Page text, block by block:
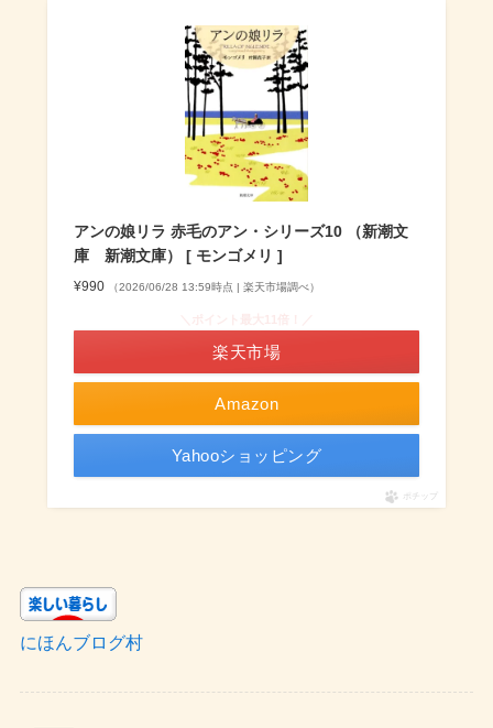
アンの娘リラ 赤毛のアン・シリーズ10 （新潮文
庫 新潮文庫） [ モンゴメリ ]
¥990 （2026/06/28 13:59時点 | 楽天市場調べ）
Amazon
楽天市場
Yahooショッピング
ポチップ
にほんブログ村